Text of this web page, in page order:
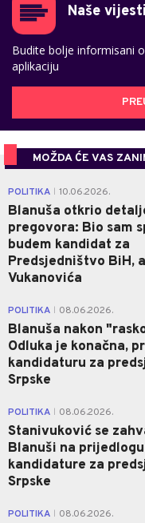
Naše
Budite bolje informisani
aplikaciju
MOŽDA ĆE VAS
POLITIKA 10.06.2026.
Blanuša otkrio
pregovora: Bio sam
budem kandidat za
Predsjedništvo BiH,
Vukanovića
POLITIKA 08.06.2026.
Blanuša nakon
Odluka je konačna,
kandidaturu za
Srpske
POLITIKA 08.06.2026.
Stanivuković se
Blanuši na prijedlogu
kandidature za
Srpske
POLITIKA 08.06.2026.